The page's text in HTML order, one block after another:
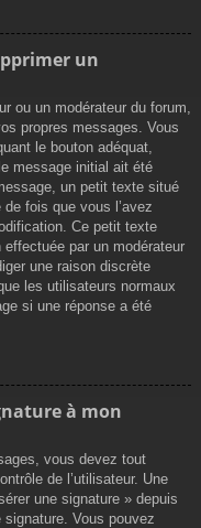
un
ou un modérateur du forum,
propres messages. Vous
le bouton adéquat,
message initial ait été
un petit texte situé
fois que vous l’avez
Ce petit texte
effectuée par un modérateur
une raison discrète
les utilisateurs normaux
si une réponse a été
à mon
vous devez tout
de l’utilisateur. Une
une signature » depuis
signature. Vous pouvez